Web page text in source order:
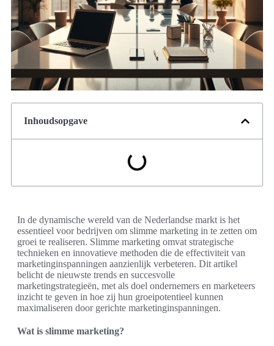
Inhoudsopgave
In de dynamische wereld van de Nederlandse markt is het
essentieel voor bedrijven om slimme marketing in te zetten om
groei te realiseren. Slimme marketing omvat strategische
technieken en innovatieve methoden die de effectiviteit van
marketinginspanningen aanzienlijk verbeteren. Dit artikel
belicht de nieuwste trends en succesvolle
marketingstrategieën, met als doel ondernemers en marketeers
inzicht te geven in hoe zij hun groeipotentieel kunnen
maximaliseren door gerichte marketinginspanningen.
Wat is slimme marketing?